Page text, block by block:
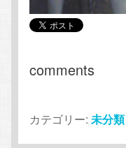
移
動
comments
カテゴリー: 未分類